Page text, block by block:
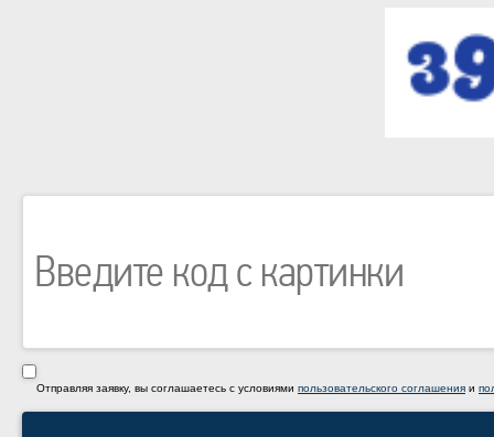
Отправляя заявку, вы соглашаетесь с условиями пользовательского соглашения и